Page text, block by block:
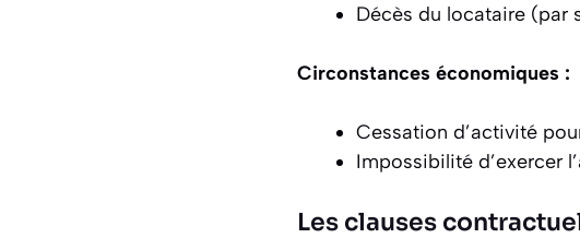
Décès du locataire (par
Circonstances économiques :
Cessation d’activité
Impossibilité d’exercer
Les clauses